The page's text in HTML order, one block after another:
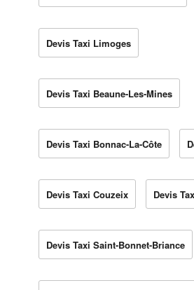
Devis Taxi Limoges
Devis Taxi Beaune-Les-Mines
Devis Taxi Bonnac-La-Côte
Devis Taxi Couzeix Devis
Devis Taxi Saint-Bonnet-Briance